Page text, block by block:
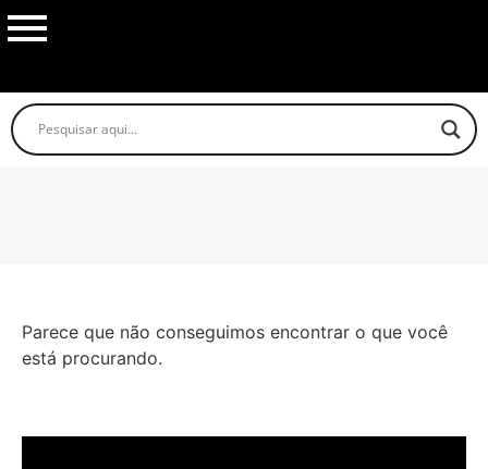
Parece que não conseguimos encontrar o que você
está procurando.